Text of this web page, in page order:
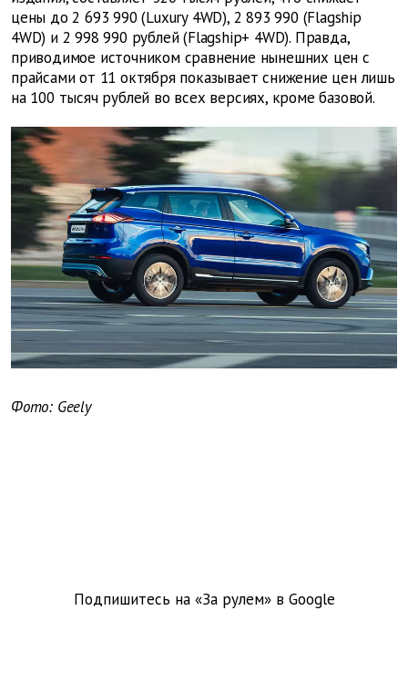
цены до 2 693 990 (Luxury 4WD), 2 893 990 (Flagship
4WD) и 2 998 990 рублей (Flagship+ 4WD). Правда,
приводимое источником сравнение нынешних цен с
прайсами от 11 октября показывает снижение цен лишь
на 100 тысяч рублей во всех версиях, кроме базовой.
Фото: Geely
Подпишитесь на «За рулем» в Google